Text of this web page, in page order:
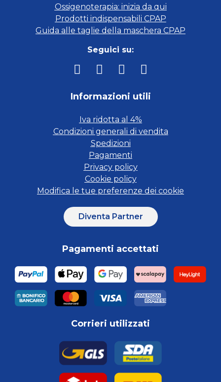
Ossigenoterapia: inizia da qui
Prodotti indispensabili CPAP
Guida alle taglie della maschera CPAP
Seguici su:
Informazioni utili
Iva ridotta al 4%
Condizioni generali di vendita
Spedizioni
Pagamenti
Privacy policy
Cookie policy
Modifica le tue preferenze dei cookie
Diventa Partner
Pagamenti accettati
Corrieri utilizzati